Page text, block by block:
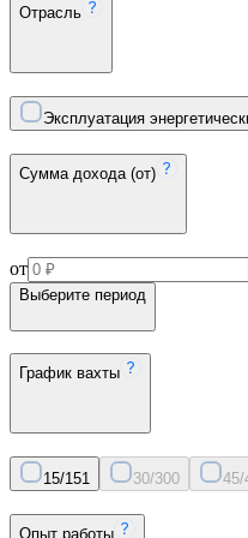
Отрасль
Эксплуатация
Сумма дохода (от)
от
Выберите период
График вахты
15/151 30/300 45/
Опыт работы